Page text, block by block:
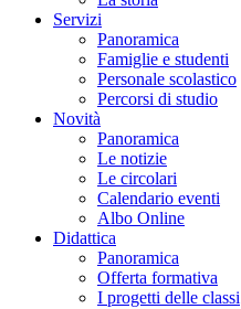
Servizi
Panoramica
Famiglie e studenti
Personale scolastico
Percorsi di studio
Novità
Panoramica
Le notizie
Le circolari
Calendario eventi
Albo Online
Didattica
Panoramica
Offerta formativa
I progetti delle classi